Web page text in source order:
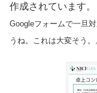
作成されています。
Googleフォームで一旦
うね。これは大変そう。